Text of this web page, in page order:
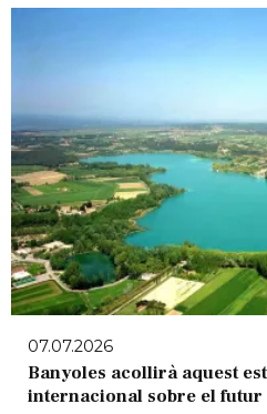
07.07.2026
Banyoles acollirà aquest
internacional sobre el futur